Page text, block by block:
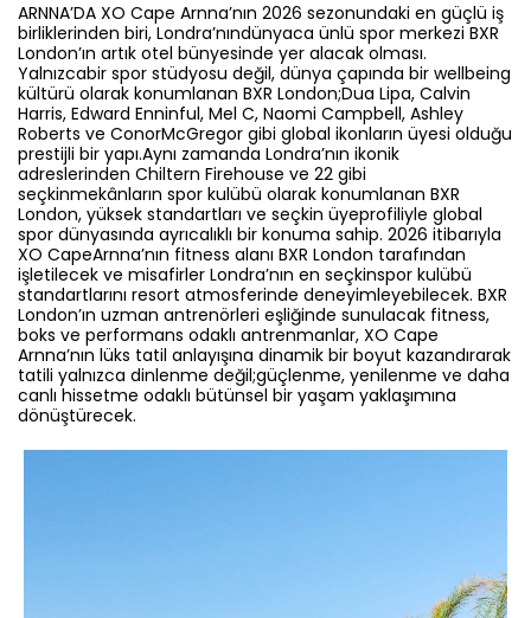
ARNNA’DA XO Cape Arnna’nın 2026 sezonundaki en güçlü iş
birliklerinden biri, Londra’nındünyaca ünlü spor merkezi BXR
London’ın artık otel bünyesinde yer alacak olması.
Yalnızcabir spor stüdyosu değil, dünya çapında bir wellbeing
kültürü olarak konumlanan BXR London;Dua Lipa, Calvin
Harris, Edward Enninful, Mel C, Naomi Campbell, Ashley
Roberts ve ConorMcGregor gibi global ikonların üyesi olduğu
prestijli bir yapı.Aynı zamanda Londra’nın ikonik
adreslerinden Chiltern Firehouse ve 22 gibi
seçkinmekânların spor kulübü olarak konumlanan BXR
London, yüksek standartları ve seçkin üyeprofiliyle global
spor dünyasında ayrıcalıklı bir konuma sahip. 2026 itibarıyla
XO CapeArnna’nın fitness alanı BXR London tarafından
işletilecek ve misafirler Londra’nın en seçkinspor kulübü
standartlarını resort atmosferinde deneyimleyebilecek. BXR
London’ın uzman antrenörleri eşliğinde sunulacak fitness,
boks ve performans odaklı antrenmanlar, XO Cape
Arnna’nın lüks tatil anlayışına dinamik bir boyut kazandırarak
tatili yalnızca dinlenme değil;güçlenme, yenilenme ve daha
canlı hissetme odaklı bütünsel bir yaşam yaklaşımına
dönüştürecek.